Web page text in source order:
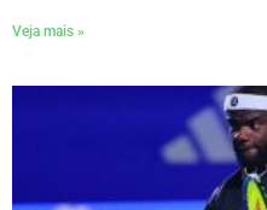
Veja mais »